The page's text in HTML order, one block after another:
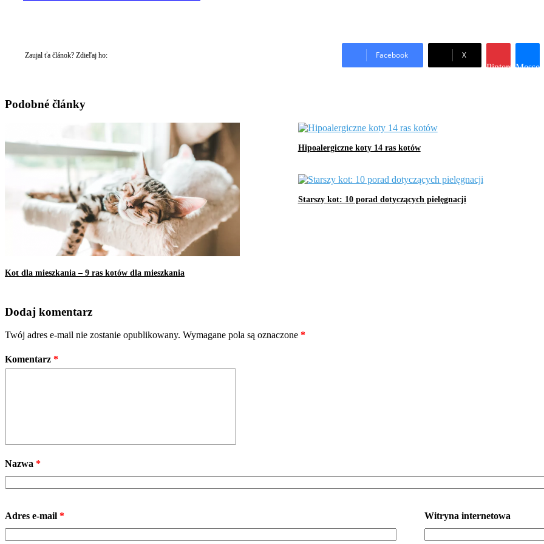
Zaujal ťa článok? Zdieľaj ho: Facebook
X
Pinterest
Podobné články
Kot dla mieszkania – 9 ras kotów dla mieszkania
Hipoalergiczne koty 14 ras kotów
Starszy kot: 10 porad dotyczących pielęgnacji
Dodaj komentarz
Twój adres e-mail nie zostanie opublikowany. Wymagane pola są oznaczone *
Komentarz *
Nazwa *
Adres e-mail * Witryna internetowa